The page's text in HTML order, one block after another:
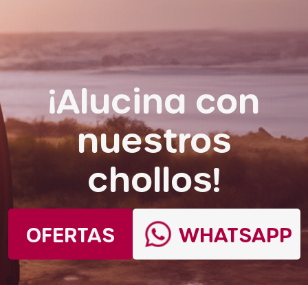
¡Alucina con
nuestros
chollos!
OFERTAS WHATSAPP